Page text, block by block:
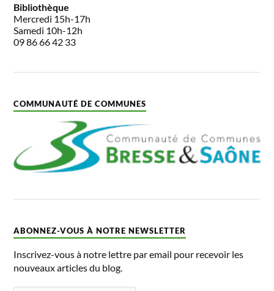
Bibliothèque
Mercredi 15h-17h
Samedi 10h-12h
09 86 66 42 33
COMMUNAUTÉ DE COMMUNES
ABONNEZ-VOUS À NOTRE NEWSLETTER
Inscrivez-vous à notre lettre par email pour recevoir les
nouveaux articles du blog.